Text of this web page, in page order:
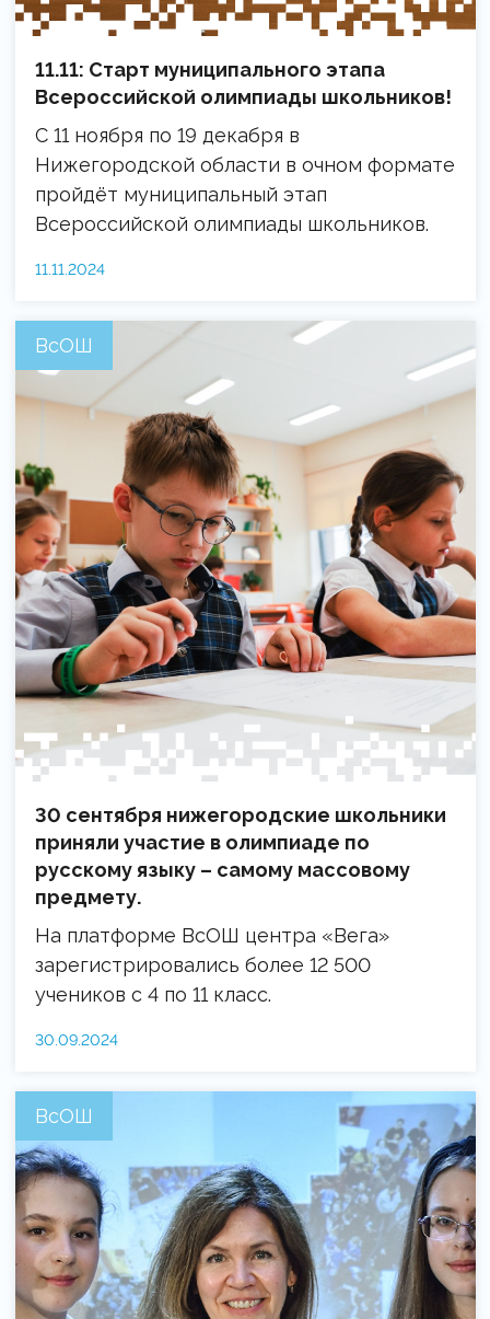
11.11: Старт муниципального этапа
Всероссийской олимпиады школьников!
С 11 ноября по 19 декабря в
Нижегородской области в очном формате
пройдёт муниципальный этап
Всероссийской олимпиады школьников.
11.11.2024
ВсОШ
30 сентября нижегородские школьники
приняли участие в олимпиаде по
русскому языку – самому массовому
предмету.
На платформе ВсОШ центра «Вега»
зарегистрировались более 12 500
учеников с 4 по 11 класс.
30.09.2024
ВсОШ